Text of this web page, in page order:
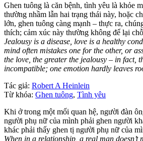
Ghen tuông là căn bệnh, tình yêu là khỏe
thường nhầm lẫn hai trạng thái này, hoặc
lớn, ghen tuông càng mạnh – thực ra,
thích; cảm xúc này thường không để lại
Jealousy is a disease, love is a healthy
mind often mistakes one for the other, or
the love, the greater the jealousy – in fact,
incompatible; one emotion hardly leaves
Tác giả: Robert A Heinlein
Từ khóa: Ghen tuông, Tình yêu
Khi ở trong một mối quan hệ, người đàn
người phụ nữ của mình phải ghen người
khác phải thấy ghen tị người phụ nữ của
When in a relationship, a real man doesn’t